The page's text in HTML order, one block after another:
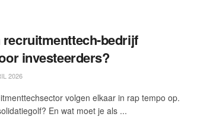
recruitmenttech-bedrijf
investeerders?
2026
volgen elkaar in rap tempo op.
En wat moet je als ...